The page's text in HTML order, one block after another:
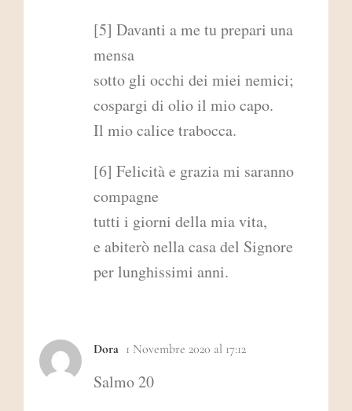
[5] Davanti a me tu prepari una
mensa
sotto gli occhi dei miei nemici;
cospargi di olio il mio capo.
Il mio calice trabocca.
[6] Felicità e grazia mi saranno
compagne
tutti i giorni della mia vita,
e abiterò nella casa del Signore
per lunghissimi anni.
Dora 1 Novembre 2020 al 17:12
Salmo 20